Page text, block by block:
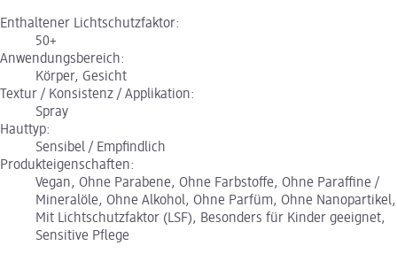
Enthaltener Lichtschutzfaktor:
50+
Anwendungsbereich:
Körper, Gesicht
Textur / Konsistenz / Applikation:
Spray
Hauttyp:
Sensibel / Empfindlich
Produkteigenschaften:
Vegan, Ohne Parabene, Ohne Farbstoffe, Ohne Paraffine /
Mineralöle, Ohne Alkohol, Ohne Parfüm, Ohne Nanopartikel,
Mit Lichtschutzfaktor (LSF), Besonders für Kinder geeignet,
Sensitive Pflege